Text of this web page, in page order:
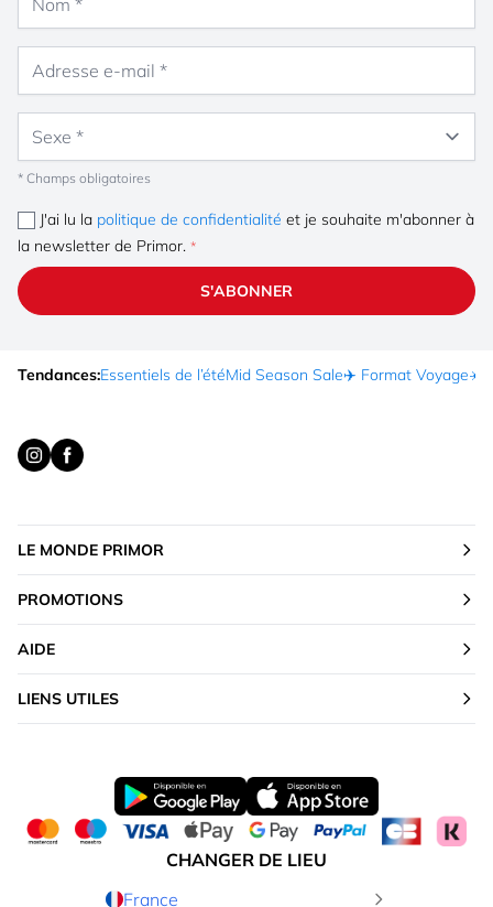
* Champs obligatoires
J'ai lu la politique de confidentialité et je souhaite m'abonner à
la newsletter de Primor.
S'ABONNER
Tendances:Essentiels de l’étéMid Season Sale✈️ Format Voyage☀️
LE MONDE PRIMOR
PROMOTIONS
AIDE
LIENS UTILES
CHANGER DE LIEU
France